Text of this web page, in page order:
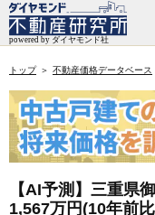
トップ 不動産価格データベース
【AI予測】三重県
1,567万円(10年前